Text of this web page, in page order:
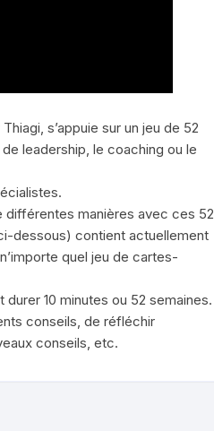
s’appuie sur un jeu de 52
leadership, le coaching ou le
différentes manières avec ces 52
dessous) contient actuellement
quel jeu de cartes-
10 minutes ou 52 semaines.
conseils, de réfléchir
conseils, etc.